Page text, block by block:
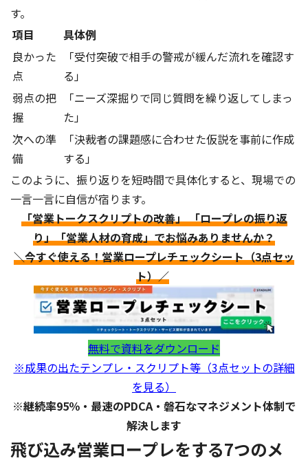
す。
項目
具体例
良かった
点
「受付突破で相手の警戒が緩んだ流れを確認す
る」
弱点の把
握
「ニーズ深掘りで同じ質問を繰り返してしまっ
た」
次への準
備
「決裁者の課題感に合わせた仮説を事前に作成
する」
このように、振り返りを短時間で具体化すると、現場での
一言一言に自信が宿ります。
「営業トークスクリプトの改善」 「ロープレの振り返
り」「営業人材の育成」でお悩みありませんか？
＼今すぐ使える！営業ロープレチェックシート（3点セッ
ト）／
無料で資料をダウンロード
※成果の出たテンプレ・スクリプト等（3点セットの詳細
を見る）
※継続率95％・最速のPDCA・磐石なマネジメント体制で
解決します
飛び込み営業ロープレをする7つのメ